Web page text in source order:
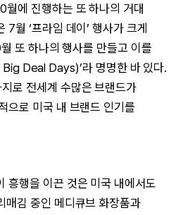
월에 진행하는 또 하나의 거대
월 ‘프라임 데이’ 행사가 크게
또 하나의 행사를 만들고 이를
Deal Days)’라 명명한 바 있다.
로 전세계 수많은 브랜드가
으로 미국 내 브랜드 인기를
흥행을 이끈 것은 미국 내에서도
매김 중인 메디큐브 화장품과